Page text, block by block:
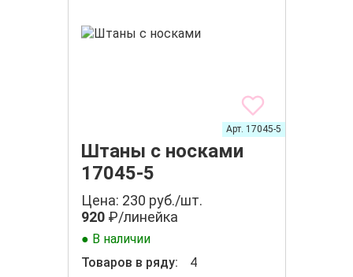
Штаны с носками
17045-5
Арт. 17045-5
Цена: 230 руб./шт.
920₽/линейка
● В наличии
Товаров в ряду:
4